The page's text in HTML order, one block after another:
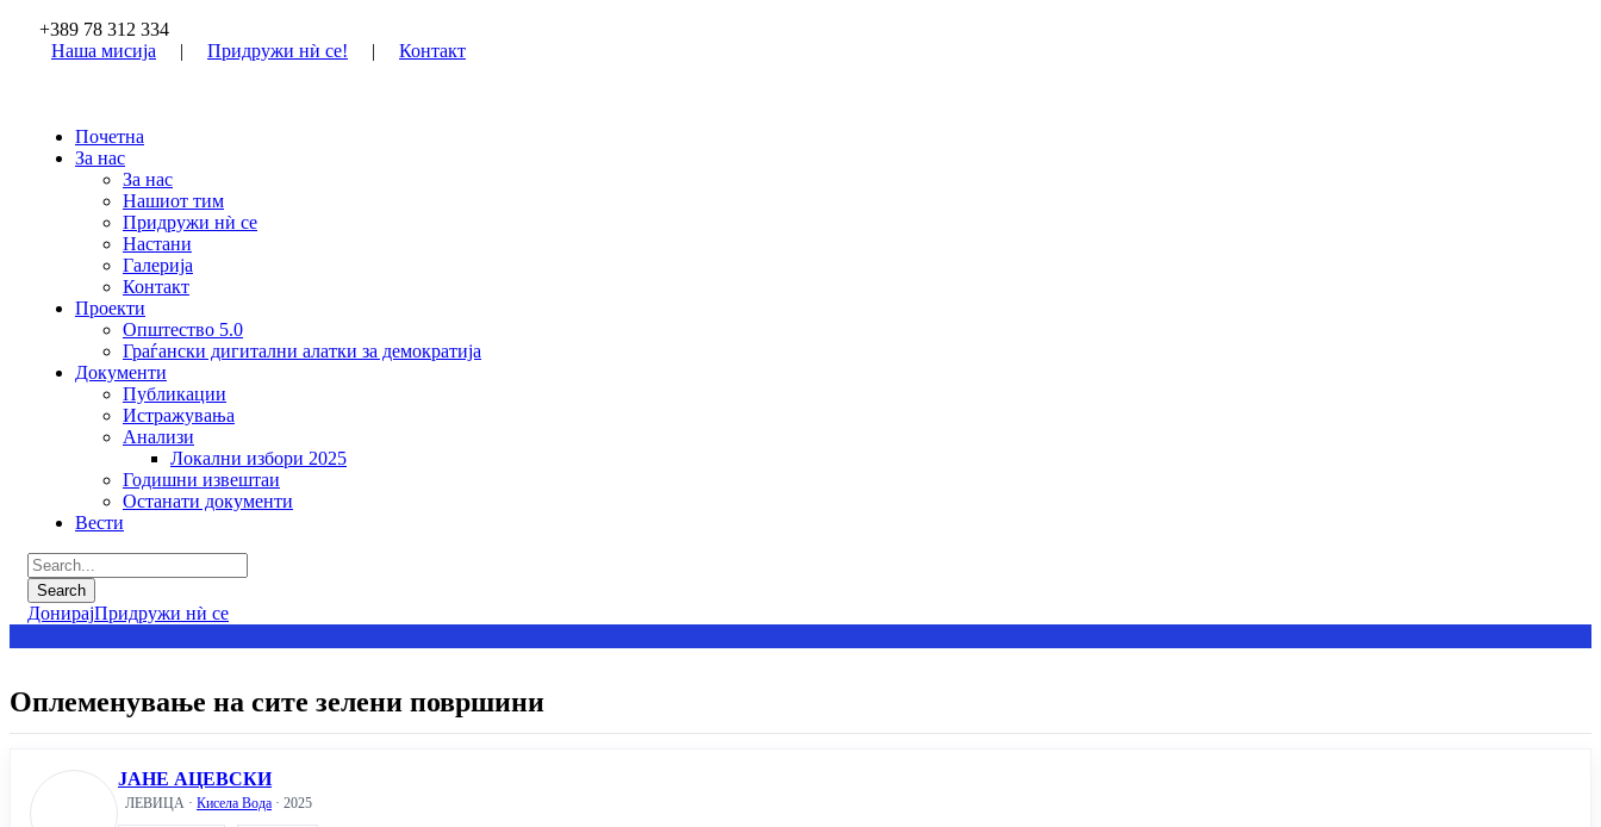
+389 78 312 334
Наша мисија
| Придружи нѝ се! | Контакт
Почетна
За нас
За нас
Нашиот тим
Придружи нѝ се
Настани
Галерија
Контакт
Проекти
Општество 5.0
Граѓански дигитални алатки за демократија
Документи
Публикации
Истражувања
Анализи
Локални избори 2025
Годишни извештаи
Останати документи
Вести
ДонирајПридружи нѝ се
Оплеменување на сите зелени површини
ЈАНЕ АЦЕВСКИ
ЛЕВИЦА · Кисела Вода · 2025